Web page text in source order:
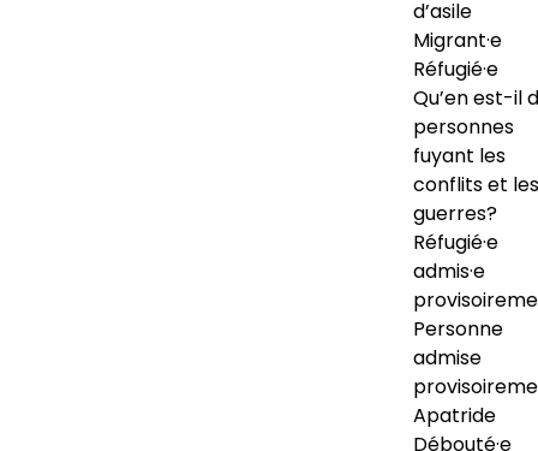
d’asile
Migrant·e
Réfugié·e
Qu’en est-il
personnes
fuyant les
conflits et les
guerres?
Réfugié·e
admis·e
Personne
admise
Apatride
Débouté·e